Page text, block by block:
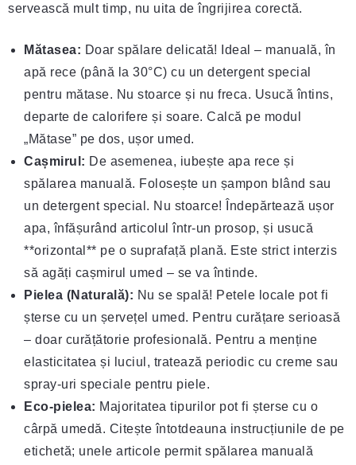
servească mult timp, nu uita de îngrijirea corectă.
Mătasea: Doar spălare delicată! Ideal – manuală, în
apă rece (până la 30°C) cu un detergent special
pentru mătase. Nu stoarce și nu freca. Usucă întins,
departe de calorifere și soare. Calcă pe modul
„Mătase” pe dos, ușor umed.
Cașmirul: De asemenea, iubește apa rece și
spălarea manuală. Folosește un șampon blând sau
un detergent special. Nu stoarce! Îndepărtează ușor
apa, înfășurând articolul într-un prosop, și usucă
**orizontal** pe o suprafață plană. Este strict interzis
să agăți cașmirul umed – se va întinde.
Pielea (Naturală): Nu se spală! Petele locale pot fi
șterse cu un șervețel umed. Pentru curățare serioasă
– doar curățătorie profesională. Pentru a menține
elasticitatea și luciul, tratează periodic cu creme sau
spray-uri speciale pentru piele.
Eco-pielea: Majoritatea tipurilor pot fi șterse cu o
cârpă umedă. Citește întotdeauna instrucțiunile de pe
etichetă; unele articole permit spălarea manuală